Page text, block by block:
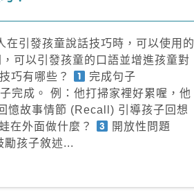
引發孩童說話技巧時，可以使用的
可以引發孩童的口語並增進孩童對
巧有哪些？
完成句子
完成。 例：他打掃家裡好累喔，他
憶故事情節 (Recall) 引導孩子回想
在外面做什麼？
開放性問題
孩子敘述...